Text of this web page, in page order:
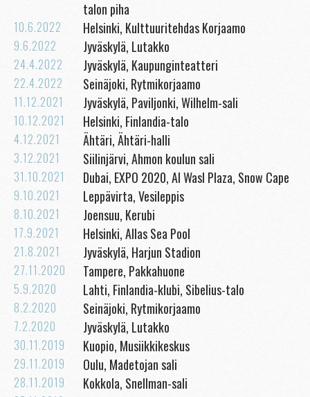
talon piha
10.6.2022 Helsinki, Kulttuuritehdas Korjaamo
9.6.2022 Jyväskylä, Lutakko
24.4.2022 Jyväskylä, Kaupunginteatteri
22.4.2022 Seinäjoki, Rytmikorjaamo
11.12.2021 Jyväskylä, Paviljonki, Wilhelm-sali
10.12.2021 Helsinki, Finlandia-talo
4.12.2021 Ähtäri, Ähtäri-halli
3.12.2021 Siilinjärvi, Ahmon koulun sali
31.10.2021 Dubai, EXPO 2020, Al Wasl Plaza, Snow Cape
9.10.2021 Leppävirta, Vesileppis
8.10.2021 Joensuu, Kerubi
17.9.2021 Helsinki, Allas Sea Pool
21.8.2021 Jyväskylä, Harjun Stadion
27.11.2020 Tampere, Pakkahuone
5.9.2020 Lahti, Finlandia-klubi, Sibelius-talo
8.2.2020 Seinäjoki, Rytmikorjaamo
7.2.2020 Jyväskylä, Lutakko
30.11.2019 Kuopio, Musiikkikeskus
29.11.2019 Oulu, Madetojan sali
28.11.2019 Kokkola, Snellman-sali